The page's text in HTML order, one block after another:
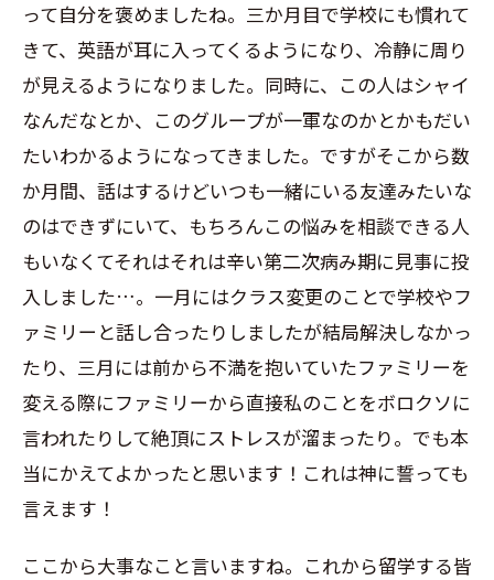
って自分を褒めましたね。三か月目で学校にも慣れて
きて、英語が耳に入ってくるようになり、冷静に周り
が見えるようになりました。同時に、この人はシャイ
なんだなとか、このグループが一軍なのかとかもだい
たいわかるようになってきました。ですがそこから数
か月間、話はするけどいつも一緒にいる友達みたいな
のはできずにいて、もちろんこの悩みを相談できる人
もいなくてそれはそれは辛い第二次病み期に見事に投
入しました…。一月にはクラス変更のことで学校やフ
ァミリーと話し合ったりしましたが結局解決しなかっ
たり、三月には前から不満を抱いていたファミリーを
変える際にファミリーから直接私のことをボロクソに
言われたりして絶頂にストレスが溜まったり。でも本
当にかえてよかったと思います！これは神に誓っても
言えます！
ここから大事なこと言いますね。これから留学する皆